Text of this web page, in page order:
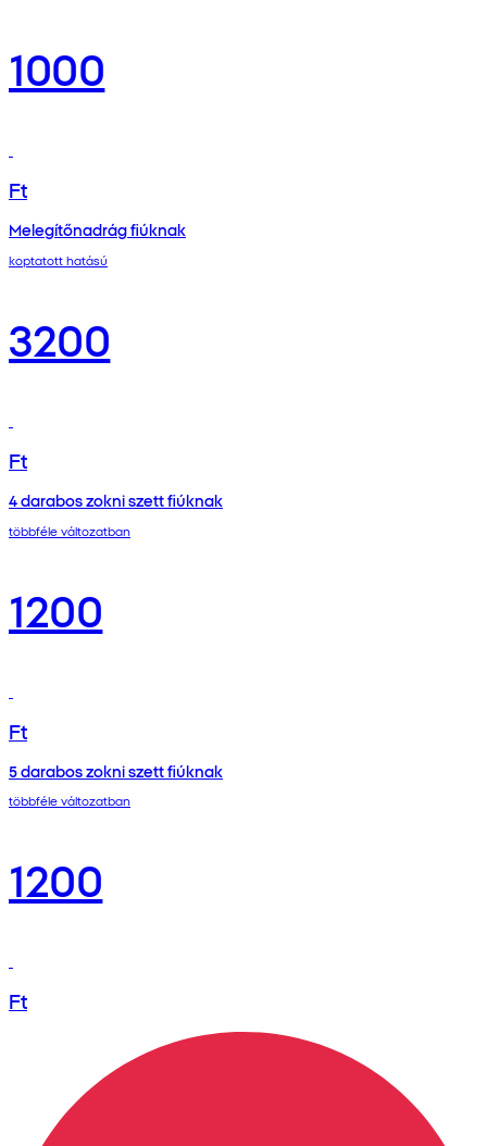
1000
Ft
Melegítőnadrág fiúknak
koptatott hatású
3200
Ft
4 darabos zokni szett fiúknak
többféle változatban
1200
Ft
5 darabos zokni szett fiúknak
többféle változatban
1200
Ft